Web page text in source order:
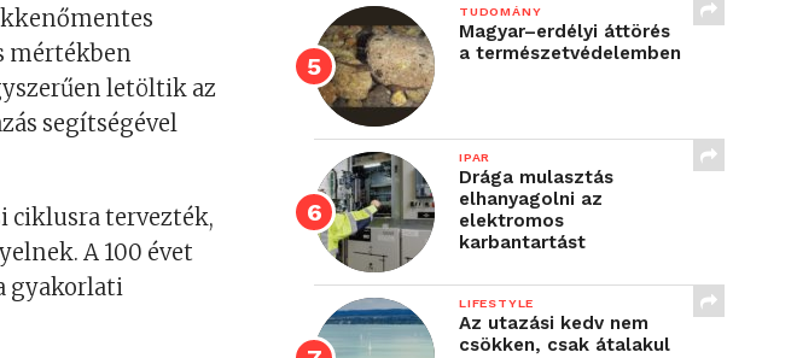
mértékben
letöltik az
segítségével
ciklusra tervezték,
A 100 évet
gyakorlati
TUDOMÁNY
Magyar–erdélyi áttörés
a természetvédelemben
IPAR
Drága mulasztás
elhanyagolni az
elektromos
karbantartást
LIFESTYLE
Az utazási kedv nem
csökken, csak átalakul